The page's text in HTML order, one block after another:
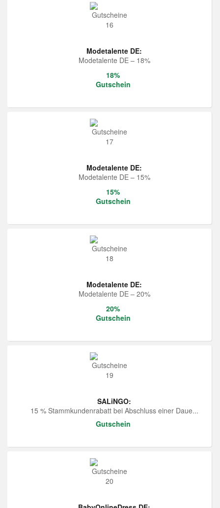
Modetalente DE:
Modetalente DE – 18%
18%
Gutschein
Modetalente DE:
Modetalente DE – 15%
15%
Gutschein
Modetalente DE:
Modetalente DE – 20%
20%
Gutschein
SALiNGO:
15 % Stammkundenrabatt bei Abschluss einer Daue...
Gutschein